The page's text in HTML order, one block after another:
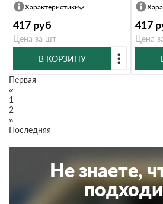
Характеристики
417 руб
Цена за шт
В КОРЗИНУ
417
Цена
Первая
«
1
2
»
Последняя
Не знаете,